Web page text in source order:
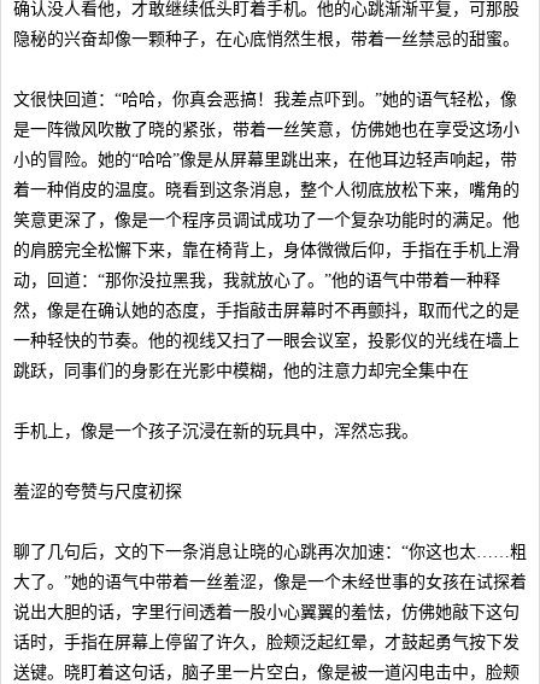
确认没人看他，才敢继续低头盯着手机。他的心跳渐渐平复，可那股
隐秘的兴奋却像一颗种子，在心底悄然生根，带着一丝禁忌的甜蜜。
文很快回道：“哈哈，你真会恶搞！我差点吓到。”她的语气轻松，像
是一阵微风吹散了晓的紧张，带着一丝笑意，仿佛她也在享受这场小
小的冒险。她的“哈哈”像是从屏幕里跳出来，在他耳边轻声响起，带
着一种俏皮的温度。晓看到这条消息，整个人彻底放松下来，嘴角的
笑意更深了，像是一个程序员调试成功了一个复杂功能时的满足。他
的肩膀完全松懈下来，靠在椅背上，身体微微后仰，手指在手机上滑
动，回道：“那你没拉黑我，我就放心了。”他的语气中带着一种释
然，像是在确认她的态度，手指敲击屏幕时不再颤抖，取而代之的是
一种轻快的节奏。他的视线又扫了一眼会议室，投影仪的光线在墙上
跳跃，同事们的身影在光影中模糊，他的注意力却完全集中在
手机上，像是一个孩子沉浸在新的玩具中，浑然忘我。
羞涩的夸赞与尺度初探
聊了几句后，文的下一条消息让晓的心跳再次加速：“你这也太……粗
大了。”她的语气中带着一丝羞涩，像是一个未经世事的女孩在试探着
说出大胆的话，字里行间透着一股小心翼翼的羞怯，仿佛她敲下这句
话时，手指在屏幕上停留了许久，脸颊泛起红晕，才鼓起勇气按下发
送键。晓盯着这句话，脑子里一片空白，像是被一道闪电击中，脸颊